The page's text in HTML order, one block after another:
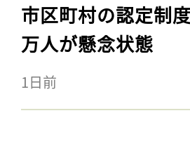
市区町村の認定制
万人が懸念状態
1日前